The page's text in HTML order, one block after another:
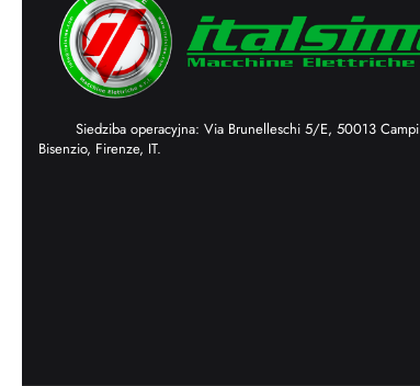
Siedziba operacyjna: Via Brunelleschi 5/E, 50013 Campi
Bisenzio, Firenze, IT.